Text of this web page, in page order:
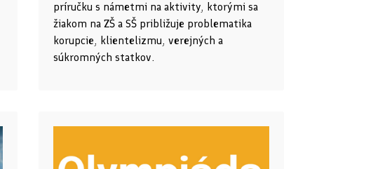
príručku s námetmi na aktivity, ktorými sa
žiakom na ZŠ a SŠ približuje problematika
korupcie, klientelizmu, verejných a
súkromných statkov.